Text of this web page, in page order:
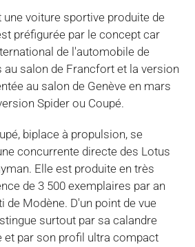
une voiture sportive produite de
préfigurée par le concept car
de l'automobile de
au salon de Francfort et la version
au salon de Genève en mars
Spider ou Coupé.
biplace à propulsion, se
concurrente directe des Lotus
Elle est produite en très
de 3 500 exemplaires par an
de Modène. D'un point de vue
surtout par sa calandre
et par son profil ultra compact